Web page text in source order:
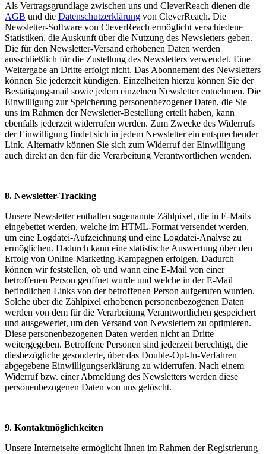
Als Vertragsgrundlage zwischen uns und CleverReach dienen die
AGB und die Datenschutzerklärung von CleverReach. Die
Newsletter-Software von CleverReach ermöglicht verschiedene
Statistiken, die Auskunft über die Nutzung des Newsletters geben.
Die für den Newsletter-Versand erhobenen Daten werden
ausschließlich für die Zustellung des Newsletters verwendet. Eine
Weitergabe an Dritte erfolgt nicht. Das Abonnement des Newsletters
können Sie jederzeit kündigen. Einzelheiten hierzu können Sie der
Bestätigungsmail sowie jedem einzelnen Newsletter entnehmen. Die
Einwilligung zur Speicherung personenbezogener Daten, die Sie
uns im Rahmen der Newsletter-Bestellung erteilt haben, kann
ebenfalls jederzeit widerrufen werden. Zum Zwecke des Widerrufs
der Einwilligung findet sich in jedem Newsletter ein entsprechender
Link. Alternativ können Sie sich zum Widerruf der Einwilligung
auch direkt an den für die Verarbeitung Verantwortlichen wenden.
8. Newsletter-Tracking
Unsere Newsletter enthalten sogenannte Zählpixel, die in E-Mails
eingebettet werden, welche im HTML-Format versendet werden,
um eine Logdatei-Aufzeichnung und eine Logdatei-Analyse zu
ermöglichen. Dadurch kann eine statistische Auswertung über den
Erfolg von Online-Marketing-Kampagnen erfolgen. Dadurch
können wir feststellen, ob und wann eine E-Mail von einer
betroffenen Person geöffnet wurde und welche in der E-Mail
befindlichen Links von der betroffenen Person aufgerufen wurden.
Solche über die Zählpixel erhobenen personenbezogenen Daten
werden von dem für die Verarbeitung Verantwortlichen gespeichert
und ausgewertet, um den Versand von Newslettern zu optimieren.
Diese personenbezogenen Daten werden nicht an Dritte
weitergegeben. Betroffene Personen sind jederzeit berechtigt, die
diesbezügliche gesonderte, über das Double-Opt-In-Verfahren
abgegebene Einwilligungserklärung zu widerrufen. Nach einem
Widerruf bzw. einer Abmeldung des Newsletters werden diese
personenbezogenen Daten von uns gelöscht.
9. Kontaktmöglichkeiten
Unsere Internetseite ermöglicht Ihnen im Rahmen der Registrierung